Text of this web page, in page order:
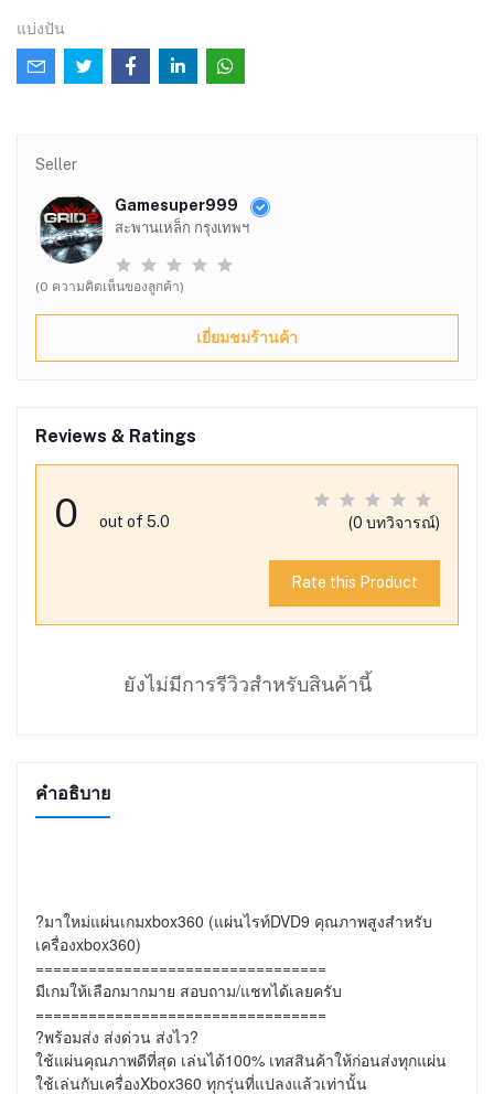
แบ่งปัน
Seller
Gamesuper999
สะพานเหล็ก กรุงเทพฯ
(0 ความคิดเห็นของลูกค้า)
เยี่ยมชมร้านค้า
Reviews & Ratings
0 out of 5.0 (0 บทวิจารณ์)
Rate this Product
ยังไม่มีการรีวิวสำหรับสินค้านี้
คำอธิบาย
?มาใหม่แผ่นเกมxbox360 (แผ่นไรท์DVD9 คุณภาพสูงสำหรับ
เครื่องxbox360)
=================================
มีเกมให้เลือกมากมาย สอบถาม/แชทได้เลยครับ
=================================
?พร้อมส่ง ส่งด่วน ส่งไว?
ใช้แผ่นคุณภาพดีที่สุด เล่นได้100% เทสสินค้าให้ก่อนส่งทุกแผ่น
ใช้เล่นกับเครื่องXbox360 ทุกรุ่นที่แปลงแล้วเท่านั้น